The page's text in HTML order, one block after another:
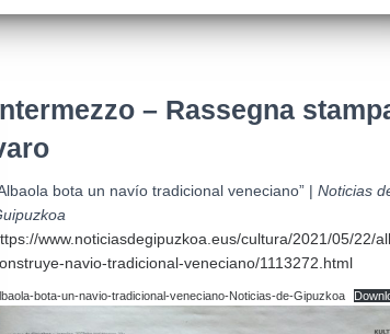
– Rassegna
bota un navío tradicional veneciano” | Noticias
www.noticiasdegipuzkoa.eus/cultura/2021/05/22/
navio-tradicional-veneciano/1113272.html
bota-un-navio-tradicional-veneciano-Noticias-de-Gipuzkoa